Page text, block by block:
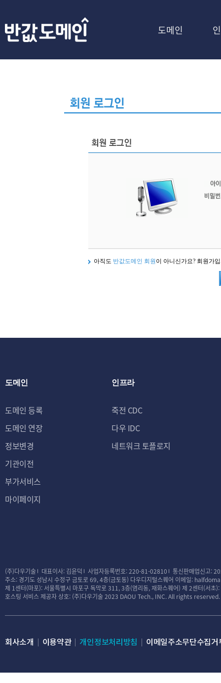
도메인
아직도 반값도메인 회원 이 아니신가요? 회원가
도메인
도메인 등록
도메인 연장
정보변경
기관이전
부가서비스
마이페이지
인프라
죽전 CDC
다우 IDC
네트워크 토플로지
(주)다우기술 대표이사: 김윤덕 사업자등록번호: 220-81-02810
통신판매업신고:
주소: 경기도 성남시 수정구 금토로 69, 4층(금토동) 다우디지털스퀘어 이메일:
제 1센터(마포): 서울특별시 마포구 독막로 311, 3층(염리동, 재화스퀘어) 제 2센터(서초
호스팅 서비스 제공자 상호: (주)다우기술2023 DAOU Tech., INC. All rights reserved.
회사소개 이용약관 개인정보처리방침 이메일주소무단수집거